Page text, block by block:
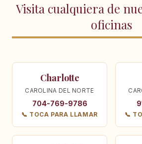
Visita cualquiera de
oficinas
Charlotte
CAROLINA DEL NORTE
704-769-9786
📞 TOCA PARA LLAMAR 📞